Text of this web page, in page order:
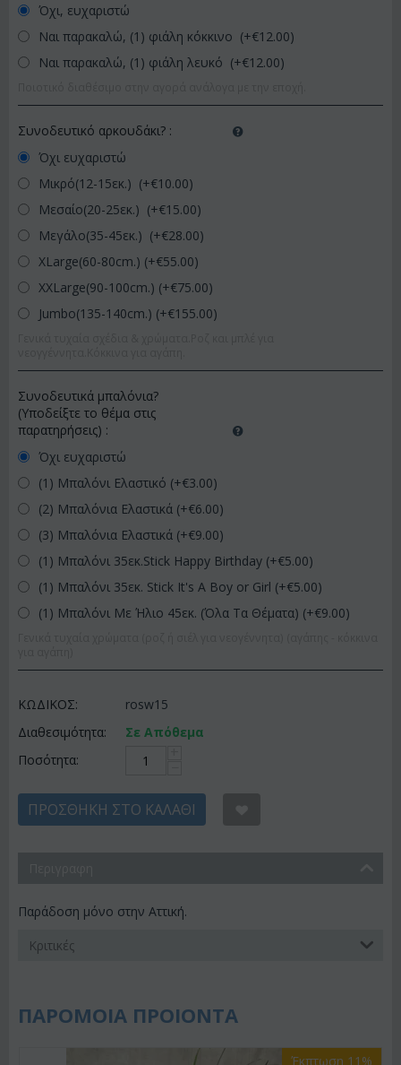
Όχι, ευχαριστώ
Ναι παρακαλώ, (1) φιάλη κόκκινο (+€12.00)
Ναι παρακαλώ, (1) φιάλη λευκό (+€12.00)
Συνοδευτικό αρκουδάκι? :
Όχι ευχαριστώ
Μικρό(12-15εκ.) (+€10.00)
Μεσαίο(20-25εκ.) (+€15.00)
Μεγάλο(35-45εκ.) (+€28.00)
XLarge(60-80cm.) (+€55.00)
XXLarge(90-100cm.) (+€75.00)
Jumbo(135-140cm.) (+€155.00)
Συνοδευτικά μπαλόνια?
(Υποδείξτε το θέμα στις
παρατηρήσεις) :
Όχι ευχαριστώ
(1) Μπαλόνι Ελαστικό (+€3.00)
(2) Μπαλόνια Ελαστικά (+€6.00)
(3) Μπαλόνια Ελαστικά (+€9.00)
(1) Μπαλόνι 35εκ.Stick Happy Birthday (+€5.00)
(1) Μπαλόνι 35εκ. Stick It's A Boy or Girl (+€5.00)
(1) Μπαλόνι Με Ήλιο 45εκ. (Όλα Τα Θέματα) (+€9.00)
ΚΩΔΙΚΟΣ:
rosw15
Διαθεσιμότητα:
Σε Απόθεμα
Ποσότητα:
ΠΡΟΣΘΉΚΗ ΣΤΟ ΚΑΛΆΘΙ
Παράδοση μόνο στην Αττική.
Κριτικές
ΠΑΡΟΜΟΙΑ ΠΡΟΙΟΝΤΑ
Έκπτωση 11%